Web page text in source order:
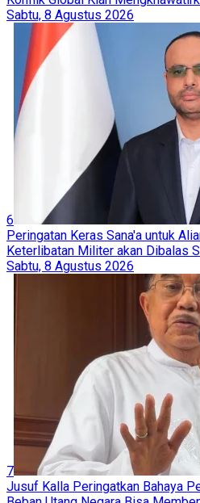
Sabtu, 8 Agustus 2026
6
Peringatan Keras Sana'a untuk
Keterlibatan Militer akan Dibalas
Sabtu, 8 Agustus 2026
7
Jusuf Kalla Peringatkan Bahaya